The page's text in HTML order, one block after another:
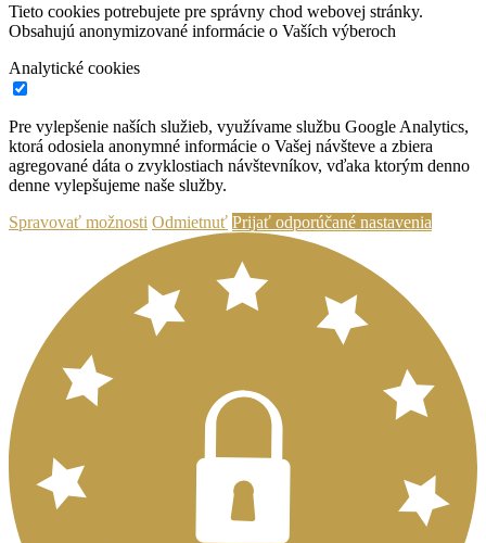
Tieto cookies potrebujete pre správny chod webovej stránky.
Obsahujú anonymizované informácie o Vaších výberoch
Analytické cookies
Pre vylepšenie naších služieb, využívame službu Google Analytics,
ktorá odosiela anonymné informácie o Vašej návšteve a zbiera
agregované dáta o zvyklostiach návštevníkov, vďaka ktorým denno
denne vylepšujeme naše služby.
Spravovať možnosti Odmietnuť Prijať odporúčané nastavenia